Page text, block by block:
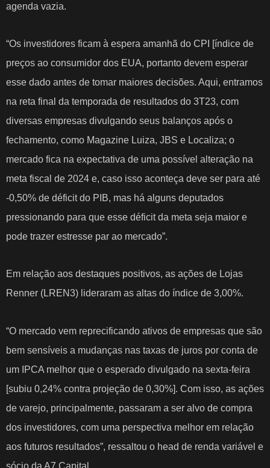
agenda vazia.
“Os investidores ficam à espera amanhã do CPI [índice de
preços ao consumidor dos EUA, portanto devem esperar
esse dado antes de tomar maiores decisões. Aqui, entramos
na reta final da temporada de resultados do 3T23, com
diversas empresas divulgando seus balanços após o
fechamento, como Magazine Luiza, JBS e Localiza; o
mercado fica na expectativa de uma possível alteração na
meta fiscal de 2024 e, caso isso aconteça deve ser para até
-0,50% de déficit do PIB, mas há alguns deputados
pressionando para que esse déficit da meta seja maior e
pode trazer estresse par ao mercado”.
Em relação aos destaques positivos, as ações de Lojas
Renner (LREN3) lideraram as altas do índice de 3,00%.
“O mercado vem reprecificando ativos de empresas que são
bem sensíveis a mudanças nas taxas de juros por conta de
um IPCA melhor que o esperado divulgado na sexta-feira
[subiu 0,24% contra projeção de 0,30%]. Com isso, as ações
de varejo, principalmente, passaram a ser alvo de compra
dos investidores, com uma perspectiva melhor em relação
aos futuros resultados”, ressaltou o head de renda variável e
sócio da A7 Capital.